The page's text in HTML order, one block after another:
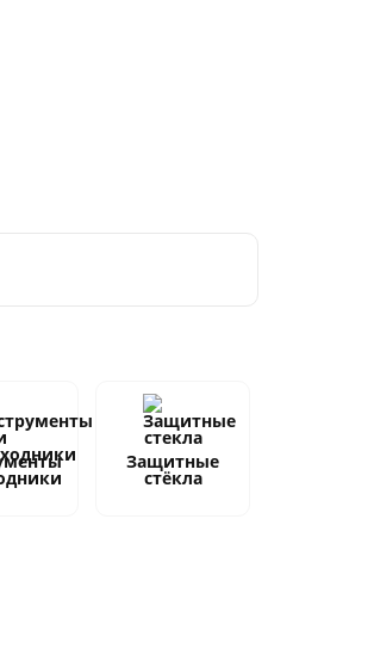
Защитные
стёкла